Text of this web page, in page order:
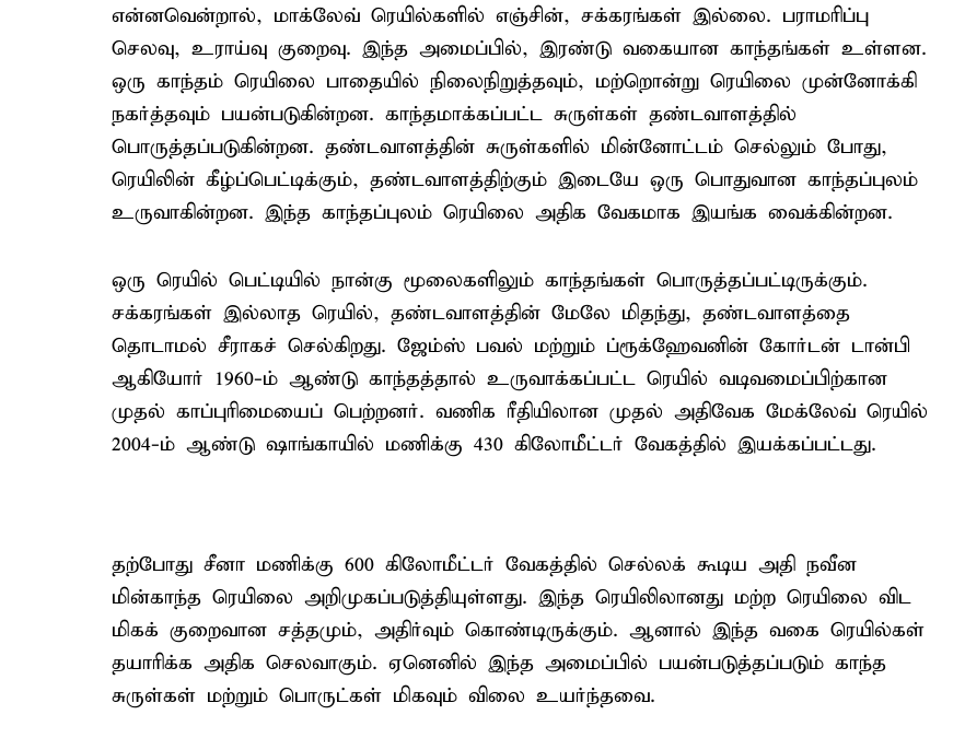
என்னவென்றால், மாக்லேவ் ரெயில்களில் எஞ்சின், சக்கரங்கள் இல்லை. பராமரிப்பு
செலவு, உராய்வு குறைவு. இந்த அமைப்பில், இரண்டு வகையான காந்தங்கள் உள்ளன.
ஒரு காந்தம் ரெயிலை பாதையில் நிலைநிறுத்தவும், மற்றொன்று ரெயிலை முன்னோக்கி
நகர்த்தவும் பயன்படுகின்றன. காந்தமாக்கப்பட்ட சுருள்கள் தண்டவாளத்தில்
பொருத்தப்படுகின்றன. தண்டவாளத்தின் சுருள்களில் மின்னோட்டம் செல்லும் போது,
ரெயிலின் கீழ்ப்பெட்டிக்கும், தண்டவாளத்திற்கும் இடையே ஒரு பொதுவான காந்தப்புலம்
உருவாகின்றன. இந்த காந்தப்புலம் ரெயிலை அதிக வேகமாக இயங்க வைக்கின்றன.
ஒரு ரெயில் பெட்டியில் நான்கு மூலைகளிலும் காந்தங்கள் பொருத்தப்பட்டிருக்கும்.
சக்கரங்கள் இல்லாத ரெயில், தண்டவாளத்தின் மேலே மிதந்து, தண்டவாளத்தை
தொடாமல் சீராகச் செல்கிறது. ஜேம்ஸ் பவல் மற்றும் ப்ரூக்ஹேவனின் கோர்டன் டான்பி
ஆகியோர் 1960-ம் ஆண்டு காந்தத்தால் உருவாக்கப்பட்ட ரெயில் வடிவமைப்பிற்கான
முதல் காப்புரிமையைப் பெற்றனர். வணிக ரீதியிலான முதல் அதிவேக மேக்லேவ் ரெயில்
2004-ம் ஆண்டு ஷாங்காயில் மணிக்கு 430 கிலோமீட்டர் வேகத்தில் இயக்கப்பட்டது.
தற்போது சீனா மணிக்கு 600 கிலோமீட்டர் வேகத்தில் செல்லக் கூடிய அதி நவீன
மின்காந்த ரெயிலை அறிமுகப்படுத்தியுள்ளது. இந்த ரெயிலிலானது மற்ற ரெயிலை விட
மிகக் குறைவான சத்தமும், அதிர்வும் கொண்டிருக்கும். ஆனால் இந்த வகை ரெயில்கள்
தயாரிக்க அதிக செலவாகும். ஏனெனில் இந்த அமைப்பில் பயன்படுத்தப்படும் காந்த
சுருள்கள் மற்றும் பொருட்கள் மிகவும் விலை உயர்ந்தவை.